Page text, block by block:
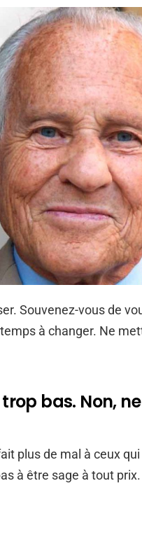
Souvenez-vous de
temps à changer. Ne
bas. Non,
plus de mal à ceux qui
à être sage à tout prix.